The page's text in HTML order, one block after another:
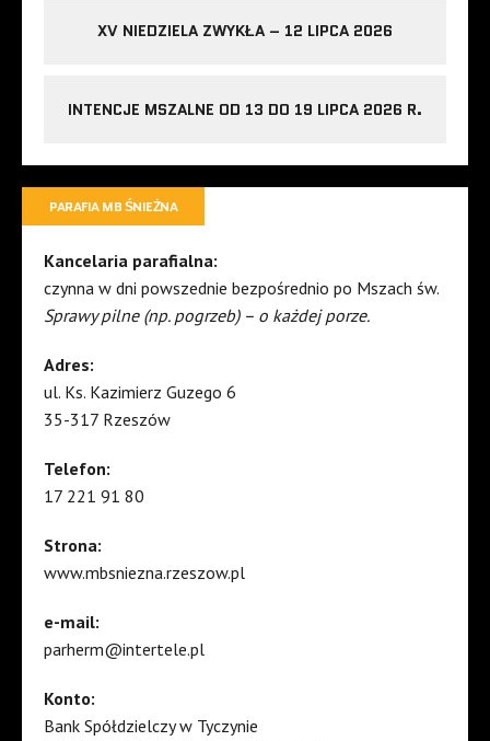
XV NIEDZIELA ZWYKŁA – 12 LIPCA 2026
INTENCJE MSZALNE OD 13 DO 19 LIPCA 2026 R.
PARAFIA MB ŚNIEŻNA
Kancelaria parafialna:
czynna w dni powszednie bezpośrednio po Mszach św.
Sprawy pilne (np. pogrzeb) – o każdej porze.
Adres:
ul. Ks. Kazimierz Guzego 6
35-317 Rzeszów
Telefon:
17 221 91 80
Strona:
www.mbsniezna.rzeszow.pl
e-mail:
parherm@intertele.pl
Konto:
Bank Spółdzielczy w Tyczynie